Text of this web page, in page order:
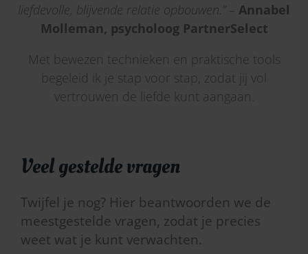
liefdevolle, blijvende relatie opbouwen.”– Annabel
Molleman, psycholoog PartnerSelect
Met bewezen technieken en praktische tools
begeleid ik je stap voor stap, zodat jij vol
vertrouwen de liefde kunt aangaan.
Veel gestelde vragen
Twijfel je nog? Hier beantwoorden we de
meestgestelde vragen, zodat je precies
weet wat je kunt verwachten.